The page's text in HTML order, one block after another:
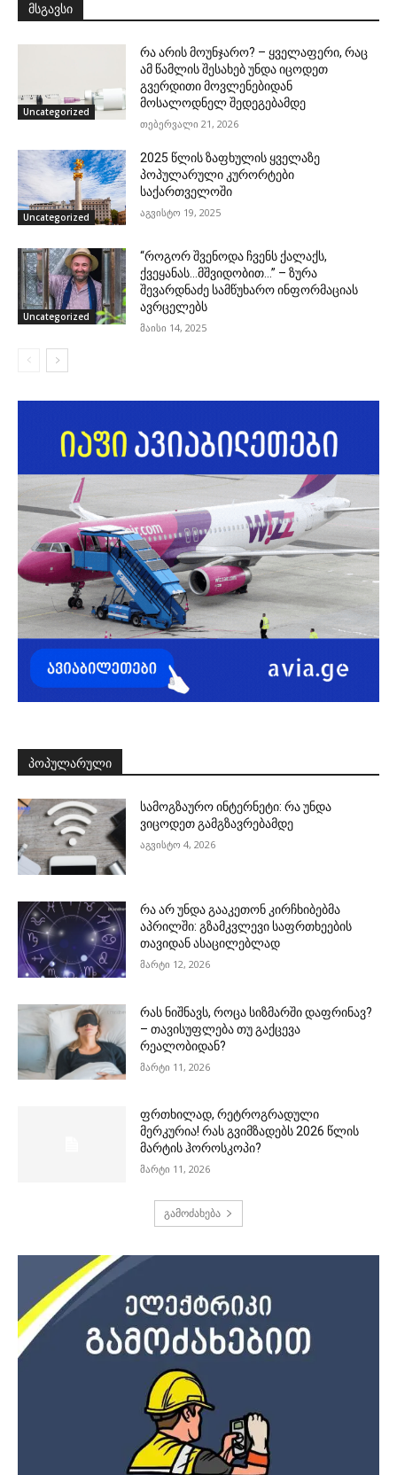
მსგავსი
Uncategorized
რა არის მოუნჯარო? – ყველაფერი, რაც
ამ წამლის შესახებ უნდა იცოდეთ
გვერდითი მოვლენებიდან
მოსალოდნელ შედეგებამდე
თებერვალი 21, 2026
Uncategorized
2025 წლის ზაფხულის ყველაზე
პოპულარული კურორტები
საქართველოში
აგვისტო 19, 2025
Uncategorized
“როგორ შვენოდა ჩვენს ქალაქს,
ქვეყანას…მშვიდობით…” – ზურა
შევარდნაძე სამწუხარო ინფორმაციას
ავრცელებს
მაისი 14, 2025
ᲞᲝᲞᲣᲚᲐᲠᲣᲚᲘ
სამოგზაურო ინტერნეტი: რა უნდა
ვიცოდეთ გამგზავრებამდე
აგვისტო 4, 2026
რა არ უნდა გააკეთონ კირჩხიბებმა
აპრილში: გზამკვლევი საფრთხეების
თავიდან ასაცილებლად
მარტი 12, 2026
რას ნიშნავს, როცა სიზმარში დაფრინავ?
– თავისუფლება თუ გაქცევა
რეალობიდან?
მარტი 11, 2026
ფრთხილად, რეტროგრადული
მერკურია! რას გვიმზადებს 2026 წლის
მარტის ჰოროსკოპი?
მარტი 11, 2026
გამოძახება